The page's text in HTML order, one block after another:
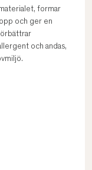
formar
och ger en
och andas,